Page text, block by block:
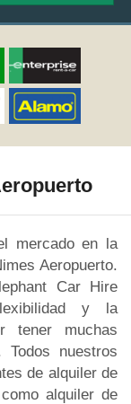
mercado en la
Aeropuerto.
Car Hire
y la
tener muchas
nuestros
de alquiler de
alquiler de